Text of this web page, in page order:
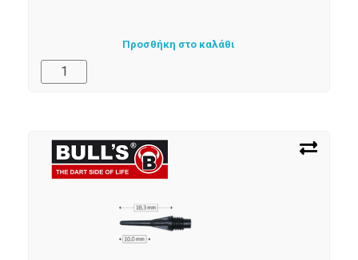
Προσθήκη στο καλάθι